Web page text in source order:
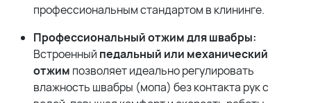
профессиональным стандартом в клининге.
Профессиональный отжим для швабры:
Встроенный педальный или механический
отжим позволяет идеально регулировать
влажность швабры (мопа) без контакта рук с